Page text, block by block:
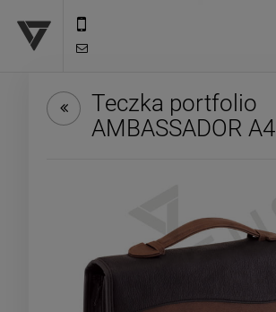
Teczka portfolio
AMBASSADOR A4